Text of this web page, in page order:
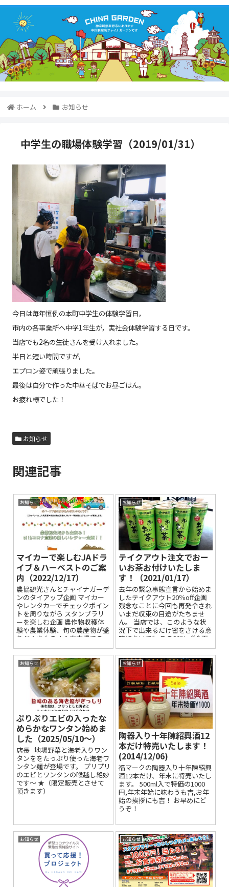
ホーム お知らせ
中学生の職場体験学習（2019/01/31）
今日は毎年恒例の本町中学生の体験学習日，
市内の各事業所へ中学1年生が，実社会体験学習する日です。
当店でも2名の生徒さんを受け入れました。
半日と短い時間ですが，
エプロン姿で頑張りました。
最後は自分で作った中華そばでお昼ごはん。
お疲れ様でした！
お知らせ
関連記事
お知らせ
マイカーで楽しむJAドラ
イブ＆ハーベストのご案
内（2022/12/17）
農協観光さんとチャイナガーデ
ンのタイアップ企画 マイカー
やレンタカーでチェックポイン
トを周りながら スタンプラリ
ーを楽しむ企画 農作物収穫体
験や農業体験、旬の農産物が盛
りだくさんのＪＡ直売場での
お買い物のあとにお食事を楽し
んでいた...
お知らせ
テイクアウト注文でおー
いお茶お付けいたしま
す！（2021/01/17）
去年の緊急事態宣言から始めま
したテイクアウト20％off企画
残念なことに今回も再発令され
いまだ収束の目途がたちませ
ん。 当店では、このような状
況下で出来るだけ密をさける意
味においても この20％off企画
続けさせて頂きます。 さら...
お知らせ
ぷりぷりエビの入ったな
めらかなワンタン始めま
した（2025/05/10～）
店長 地場野菜と海老入りワン
タンををたっぷり使った海老ワ
ンタン麺が登場です。 プリプリ
のエビとワンタンの喉越し絶妙
です～ ★（限定販売とさせて
頂きます）
お知らせ
陶器入り十年陳紹興酒12
本だけ特売いたします！
(2014/12/06)
福マークの陶器入り十年陳紹興
酒12本だけ、年末に特売いたし
ます。 500ml入で特価の1000
円,年末年始に味わうも吉,お年
始の挨拶にも吉！ お早めにど
うぞ！
お知らせ お知らせ